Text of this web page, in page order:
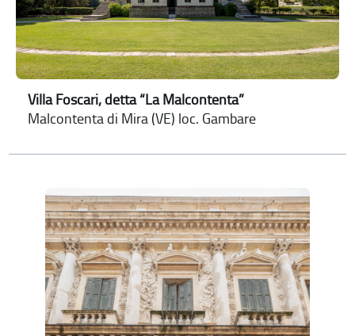
Villa Foscari, detta “La Malcontenta”
Malcontenta di Mira (VE) loc. Gambare